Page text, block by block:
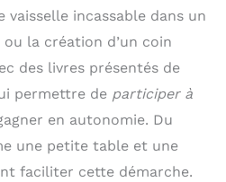
vaisselle incassable dans un
la création d’un coin
des livres présentés de
permettre de participer à
en autonomie. Du
une petite table et une
faciliter cette démarche.